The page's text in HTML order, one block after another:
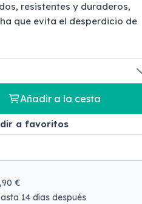
resistentes y duraderos,
que evita el desperdicio de
Añadir a la cesta
a favoritos
€
14 días después